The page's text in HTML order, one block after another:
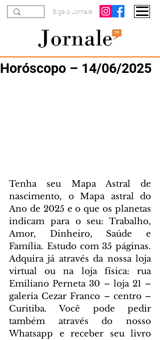
Siga o Jornale
Horóscopo – 14/06/2025
Tenha seu Mapa Astral de
nascimento, o Mapa astral do
Ano de 2025 e o que os planetas
indicam para o seu: Trabalho,
Amor, Dinheiro, Saúde e
Família. Estudo com 35 páginas.
Adquira já através da nossa loja
virtual ou na loja física: rua
Emiliano Perneta 30 – loja 21 –
galeria Cezar Franco – centro –
Curitiba. Você pode pedir
também através do nosso
Whatsapp e receber seu livro